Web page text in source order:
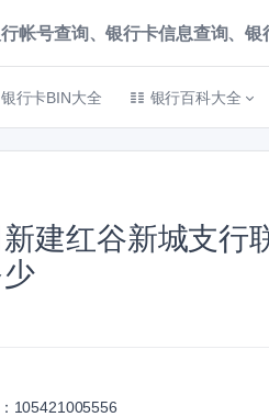
帐号查询、银行卡信息查询、
银行卡BIN大全 银行百科大全
建红谷新城支行
105421005556